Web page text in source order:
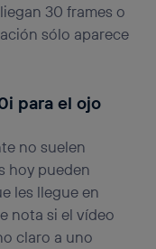
30 frames o
sólo aparece
para el ojo
no suelen
hoy pueden
les llegue en
nota si el vídeo
claro a uno